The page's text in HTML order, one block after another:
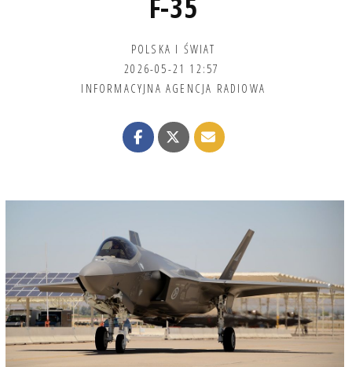
POLSKA I ŚWIAT
2026-05-21 12:57
INFORMACYJNA AGENCJA RADIOWA